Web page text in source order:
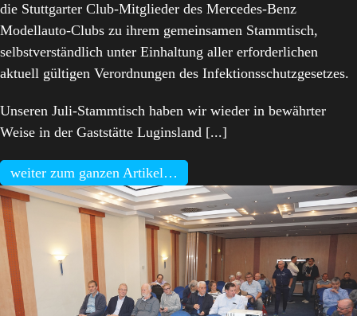
die Stuttgarter Club-Mitglieder des Mercedes-Benz
Modellauto-Clubs zu ihrem gemeinsamen Stammtisch,
selbstverständlich unter Einhaltung aller erforderlichen
aktuell gültigen Verordnungen des Infektionsschutzgesetzes.
Unseren Juli-Stammtisch haben wir wieder in bewährter
Weise in der Gaststätte Luginsland [...]
weiter zum ganzen Artikel…